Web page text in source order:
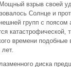
взрыв своей
Солнце и
групп с
катастрофической,
времени
диска